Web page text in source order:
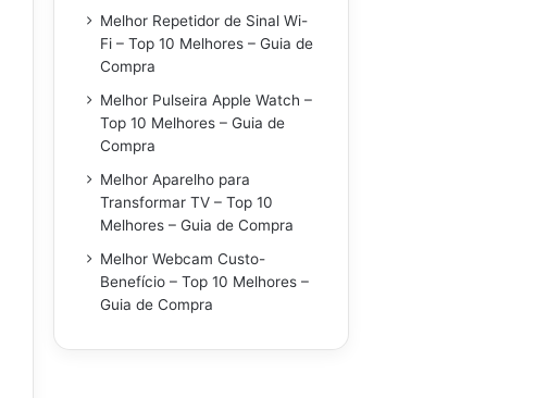
Melhor Repetidor de Sinal Wi-
Fi – Top 10 Melhores – Guia de
Compra
Melhor Pulseira Apple Watch –
Top 10 Melhores – Guia de
Compra
Melhor Aparelho para
Transformar TV – Top 10
Melhores – Guia de Compra
Melhor Webcam Custo-
Benefício – Top 10 Melhores –
Guia de Compra